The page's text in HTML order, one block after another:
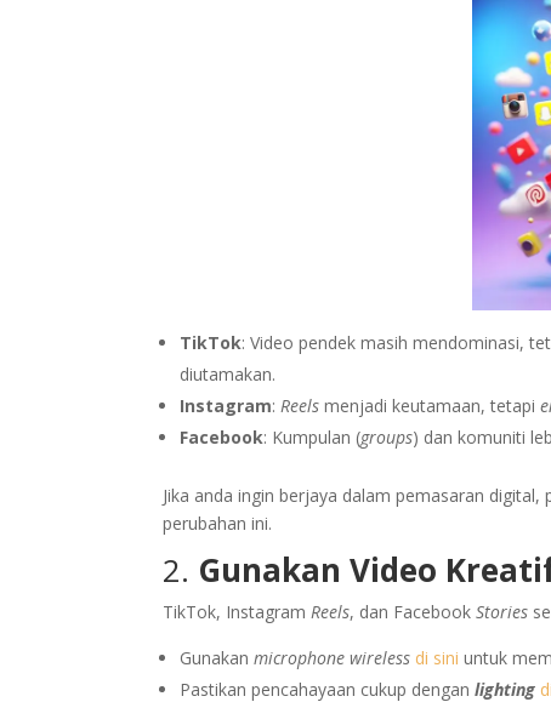
TikTok: Video pendek masih mendominasi,
diutamakan.
Instagram: Reelsmenjadi keutamaan, tetapi
Facebook: Kumpulan (groups) dan komuniti
Jika anda ingin berjaya dalam pemasaran
perubahan ini.
2. Gunakan Video
TikTok, Instagram Reels, dan FacebookStories
Gunakanmicrophone wireless di sini untuk
Pastikan pencahayaan cukup denganlighting